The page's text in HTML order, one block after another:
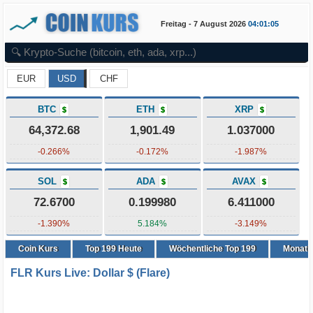
Freitag - 7 August 2026 04:01:05
EUR USD CHF
BTC $
64,372.68
-0.266%
ETH $
1,901.49
-0.172%
XRP $
1.037000
-1.987%
SOL $
72.6700
-1.390%
ADA $
0.199980
5.184%
AVAX $
6.411000
-3.149%
Coin Kurs Top199Heute Wöchentliche Top 199
FLR Kurs Live: Dollar $ (Flare)